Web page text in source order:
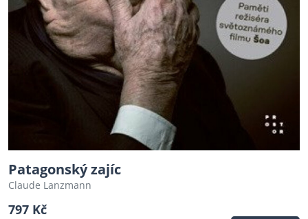
Patagonský zajíc
Claude Lanzmann
797 Kč